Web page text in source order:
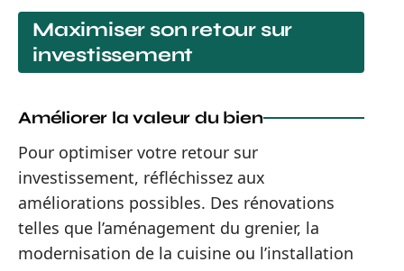
Maximiser son retour sur
investissement
Améliorer la valeur du bien
Pour optimiser votre retour sur
investissement, réfléchissez aux
améliorations possibles. Des rénovations
telles que l’aménagement du grenier, la
modernisation de la cuisine ou l’installation